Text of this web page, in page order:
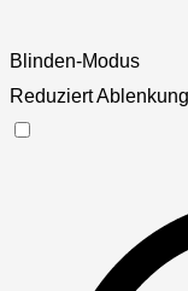
Blinden-Modus
Reduziert